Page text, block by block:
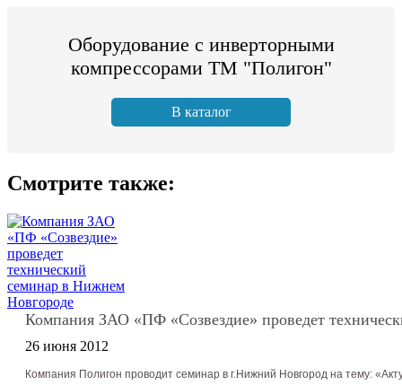
Оборудование с инверторными
компрессорами ТМ "Полигон"
В каталог
Смотрите также:
Компания ЗАО «ПФ «Созвездие» проведет
26 июня 2012
Компания Полигон проводит семинар в г.Нижний Новгород на тему: